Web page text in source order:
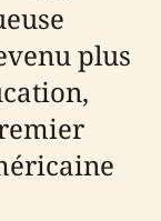
plus